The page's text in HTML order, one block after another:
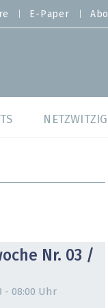
E-Paper Abo
Services
of Swiss Software
NETZWITZIG
Nr. 03 /
- 08:00 Uhr